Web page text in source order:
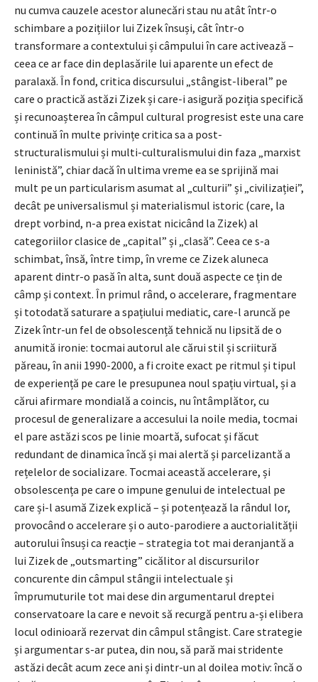
nu cumva cauzele acestor alunecări stau nu atât într-o
schimbare a pozițiilor lui Zizek însuși, cât într-o
transformare a contextului și câmpului în care activează –
ceea ce ar face din deplasările lui aparente un efect de
paralaxă. În fond, critica discursului „stângist-liberal” pe
care o practică astăzi Zizek și care-i asigură poziția specifică
și recunoașterea în câmpul cultural progresist este una care
continuă în multe privințe critica sa a post-
structuralismului și multi-culturalismului din faza „marxist
leninistă”, chiar dacă în ultima vreme ea se sprijină mai
mult pe un particularism asumat al „culturii” și „civilizației”,
decât pe universalismul și materialismul istoric (care, la
drept vorbind, n-a prea existat nicicând la Zizek) al
categoriilor clasice de „capital” și „clasă”. Ceea ce s-a
schimbat, însă, între timp, în vreme ce Zizek aluneca
aparent dintr-o pasă în alta, sunt două aspecte ce țin de
câmp și context. În primul rând, o accelerare, fragmentare
și totodată saturare a spațiului mediatic, care-l aruncă pe
Zizek într-un fel de obsolescență tehnică nu lipsită de o
anumită ironie: tocmai autorul ale cărui stil și scriitură
păreau, în anii 1990-2000, a fi croite exact pe ritmul și tipul
de experiență pe care le presupunea noul spațiu virtual, și a
cărui afirmare mondială a coincis, nu întâmplător, cu
procesul de generalizare a accesului la noile media, tocmai
el pare astăzi scos pe linie moartă, sufocat și făcut
redundant de dinamica încă și mai alertă și parcelizantă a
rețelelor de socializare. Tocmai această accelerare, și
obsolescența pe care o impune genului de intelectual pe
care și-l asumă Zizek explică – și potențează la rândul lor,
provocând o accelerare și o auto-parodiere a auctorialității
autorului însuși ca reacție – strategia tot mai deranjantă a
lui Zizek de „outsmarting” cicălitor al discursurilor
concurente din câmpul stângii intelectuale și
împrumuturile tot mai dese din argumentarul dreptei
conservatoare la care e nevoit să recurgă pentru a-și elibera
locul odinioară rezervat din câmpul stângist. Care strategie
și argumentar s-ar putea, din nou, să pară mai stridente
astăzi decât acum zece ani și dintr-un al doilea motiv: încă o